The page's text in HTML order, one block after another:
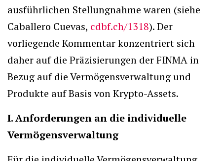
ausführlichen Stellungnahme waren (siehe
Caballero Cuevas, cdbf.ch/1318). Der
vorliegende Kommentar konzentriert sich
daher auf die Präzisierungen der FINMA in
Bezug auf die Vermögensverwaltung und
Produkte auf Basis von Krypto-Assets.
I. Anforderungen an die individuelle
Vermögensverwaltung